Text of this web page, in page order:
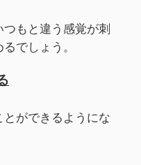
もと違う感覚が刺
でしょう。
ができるようにな